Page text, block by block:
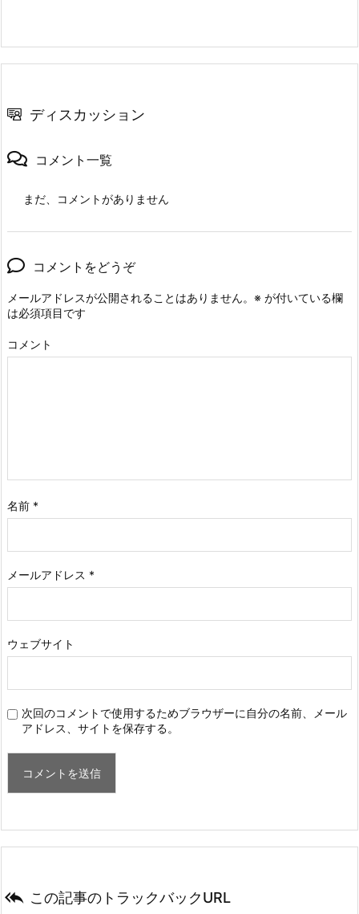
ディスカッション
コメント一覧
まだ、コメントがありません
コメントをどうぞ
メールアドレスが公開されることはありません。 ※ が付いている欄
は必須項目です
コメント
名前 *
メールアドレス *
ウェブサイト
次回のコメントで使用するためブラウザーに自分の名前、メール
アドレス、サイトを保存する。
 この記事のトラックバックURL